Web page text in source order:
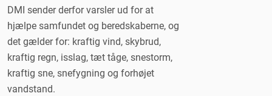
DMI sender derfor varsler ud for at
hjælpe samfundet og beredskaberne, og
det gælder for: kraftig vind, skybrud,
kraftig regn, isslag, tæt tåge, snestorm,
kraftig sne, snefygning og forhøjet
vandstand.